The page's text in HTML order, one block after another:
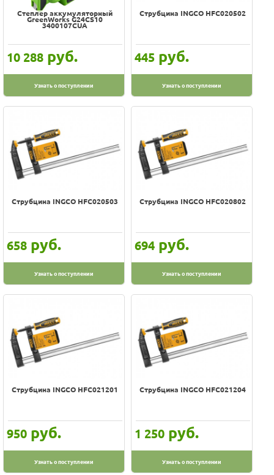
Степлер аккумуляторный
GreenWorks G24CS10
3400107CUA
10 288 руб.
Узнать о поступлении
Струбцина INGCO HFC020502
445 руб.
Узнать о поступлении
Струбцина INGCO HFC020503
658 руб.
Узнать о поступлении
Струбцина INGCO HFC020802
694 руб.
Узнать о поступлении
Струбцина INGCO HFC021201
950 руб.
Узнать о поступлении
Струбцина INGCO HFC021204
1 250 руб.
Узнать о поступлении